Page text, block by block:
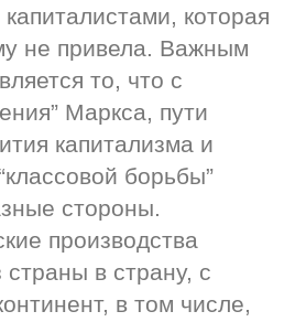
которая
не привела. Важным
то, что с
Маркса, пути
капитализма и
борьбы”
стороны.
производства
в страну, с
в том числе,